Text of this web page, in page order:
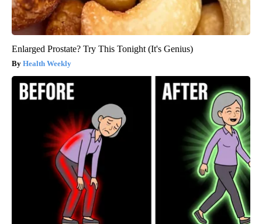
Enlarged Prostate? Try This Tonight (It's Genius)
Health Weekly